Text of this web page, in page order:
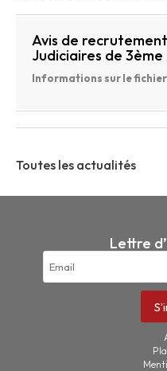
Avis de
Judiciaires de
Informations sur le fichier
Toutes les actualités
Lettre